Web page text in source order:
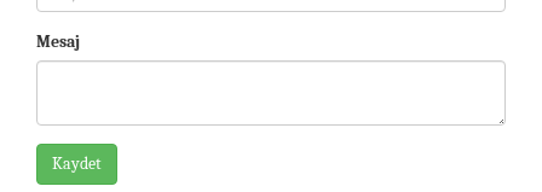
Mesaj
Kaydet